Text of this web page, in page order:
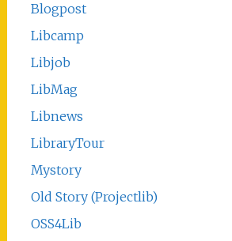
Blogpost
Libcamp
Libjob
LibMag
Libnews
LibraryTour
Mystory
Old Story (Projectlib)
OSS4Lib